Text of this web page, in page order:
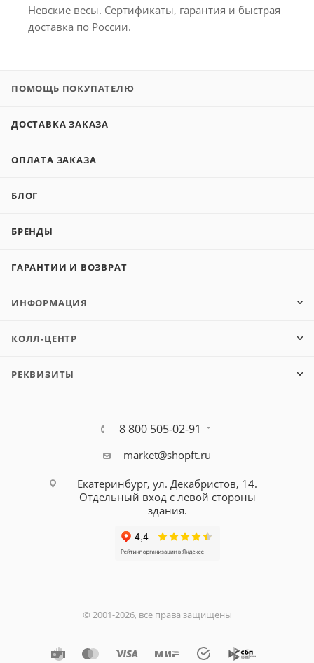
Невские весы. Сертификаты, гарантия и быстрая
доставка по России.
ПОМОЩЬ ПОКУПАТЕЛЮ
ДОСТАВКА ЗАКАЗА
ОПЛАТА ЗАКАЗА
БЛОГ
БРЕНДЫ
ГАРАНТИИ И ВОЗВРАТ
ИНФОРМАЦИЯ
КОЛЛ-ЦЕНТР
РЕКВИЗИТЫ
8 800 505-02-91
market@shopft.ru
Екатеринбург, ул. Декабристов, 14.
Отдельный вход с левой стороны
здания.
© 2001-2026, все права защищены